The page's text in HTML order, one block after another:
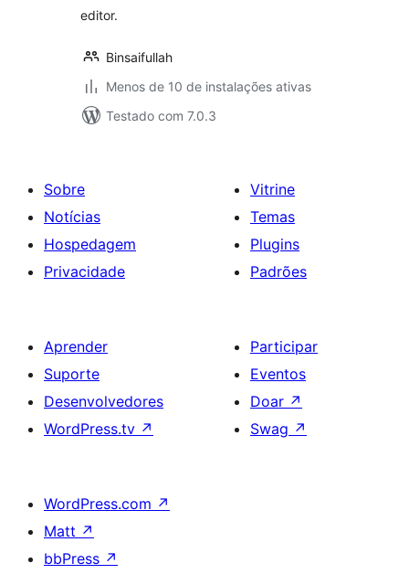
editor.
Binsaifullah
Menos de 10 de instalações ativas
Testado com 7.0.3
Sobre
Notícias
Hospedagem
Privacidade
Vitrine
Temas
Plugins
Padrões
Aprender
Suporte
Desenvolvedores
WordPress.tv ↗
Participar
Eventos
Doar ↗
Swag ↗
WordPress.com ↗
Matt ↗
bbPress ↗